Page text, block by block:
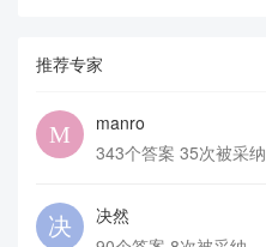
推荐专家
manro
343个答案 35次被采纳
决然